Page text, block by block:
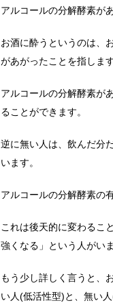
ついうっか
小さな子供
トイレ掃
アルコールの分解酵素が
お酒に酔うというのは、
があがったことを指します
アルコールの分解酵素が
ることができます。
逆に無い人は、飲んだ分
います。
アルコールの分解酵素の
これは後天的に変わるこ
強くなる」という人がい
もう少し詳しく言うと、
い人(低活性型)と、無い